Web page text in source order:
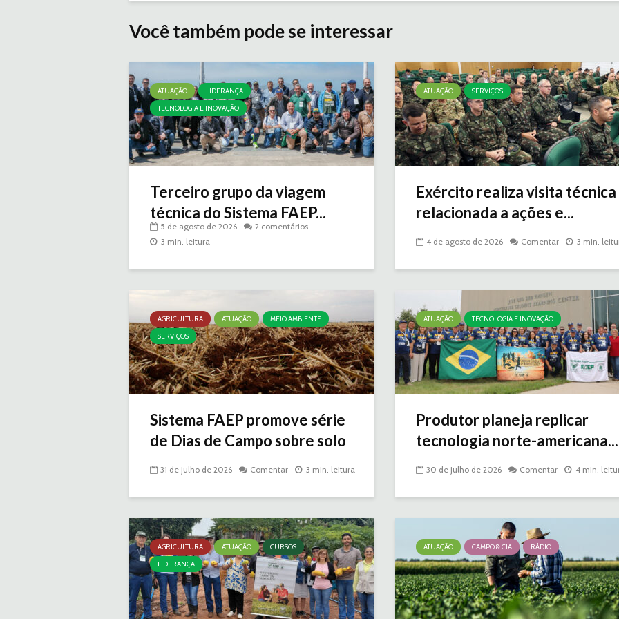
Você também pode se interessar
ATUAÇÃO
LIDERANÇA
TECNOLOGIA E INOVAÇÃO
Terceiro grupo da viagem
técnica do Sistema FAEP...
5 de agosto de 2026
2 comentários
3 min. leitura
ATUAÇÃO SERVIÇOS
Exército realiza visita técnica
relacionada a ações e...
4 de agosto de 2026 Comentar 3 min.
AGRICULTURA ATUAÇÃO
MEIO AMBIENTE
SERVIÇOS
Sistema FAEP promove série
de Dias de Campo sobre solo
31 de julho de 2026 Comentar 3 min. leitura
ATUAÇÃO TECNOLOGIA E INOVAÇÃO
Produtor planeja replicar
tecnologia norte-americana...
30 de julho de 2026 Comentar 4 min.
AGRICULTURA ATUAÇÃO
CURSOS
LIDERANÇA
ATUAÇÃO CAMPO & CIA RÁDIO